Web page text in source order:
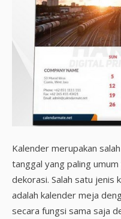
Kalender merupakan
tanggal yang paling
dekorasi. Salah satu jenis
adalah kalender meja
secara fungsi sama saja